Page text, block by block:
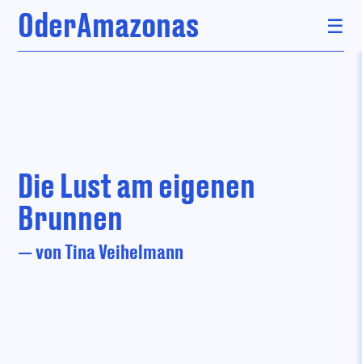
SkipOderAmazonas
Die Lust am eigenen
Brunnen
— von Tina Veihelmann